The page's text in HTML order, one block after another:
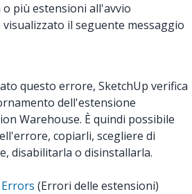
più estensioni all'avvio
il seguente messaggio
questo errore, SketchUp verifica
dell'estensione
Warehouse. È quindi possibile
copiarli, scegliere di
disabilitarla o disinstallarla.
(Errori delle estensioni)